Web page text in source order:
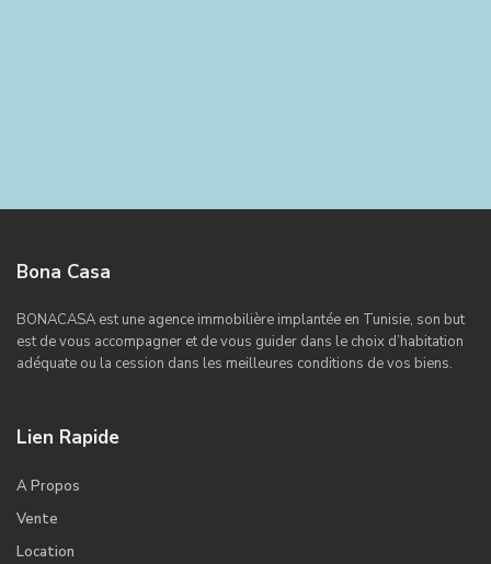
Bona Casa
BONACASA est une agence immobilière implantée en Tunisie, son but
est de vous accompagner et de vous guider dans le choix d’habitation
adéquate ou la cession dans les meilleures conditions de vos biens.
Lien Rapide
A Propos
Vente
Location